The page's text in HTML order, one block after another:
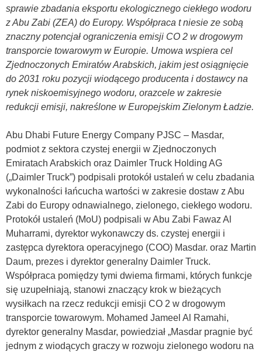
sprawie zbadania eksportu ekologicznego ciekłego wodoru
z Abu Zabi (ZEA) do Europy. Współpraca t niesie ze sobą
znaczny potencjał ograniczenia emisji CO 2 w drogowym
transporcie towarowym w Europie. Umowa wspiera cel
Zjednoczonych Emiratów Arabskich, jakim jest osiągnięcie
do 2031 roku pozycji wiodącego producenta i dostawcy na
rynek niskoemisyjnego wodoru, orazcele w zakresie
redukcji emisji, nakreślone w Europejskim Zielonym Ładzie.
Abu Dhabi Future Energy Company PJSC – Masdar,
podmiot z sektora czystej energii w Zjednoczonych
Emiratach Arabskich oraz Daimler Truck Holding AG
(„Daimler Truck”) podpisali protokół ustaleń w celu zbadania
wykonalności łańcucha wartości w zakresie dostaw z Abu
Zabi do Europy odnawialnego, zielonego, ciekłego wodoru.
Protokół ustaleń (MoU) podpisali w Abu Zabi Fawaz Al
Muharrami, dyrektor wykonawczy ds. czystej energii i
zastępca dyrektora operacyjnego (COO) Masdar. oraz Martin
Daum, prezes i dyrektor generalny Daimler Truck.
Współpraca pomiędzy tymi dwiema firmami, których funkcje
się uzupełniają, stanowi znaczący krok w bieżących
wysiłkach na rzecz redukcji emisji CO 2 w drogowym
transporcie towarowym. Mohamed Jameel Al Ramahi,
dyrektor generalny Masdar, powiedział „Masdar pragnie być
jednym z wiodących graczy w rozwoju zielonego wodoru na